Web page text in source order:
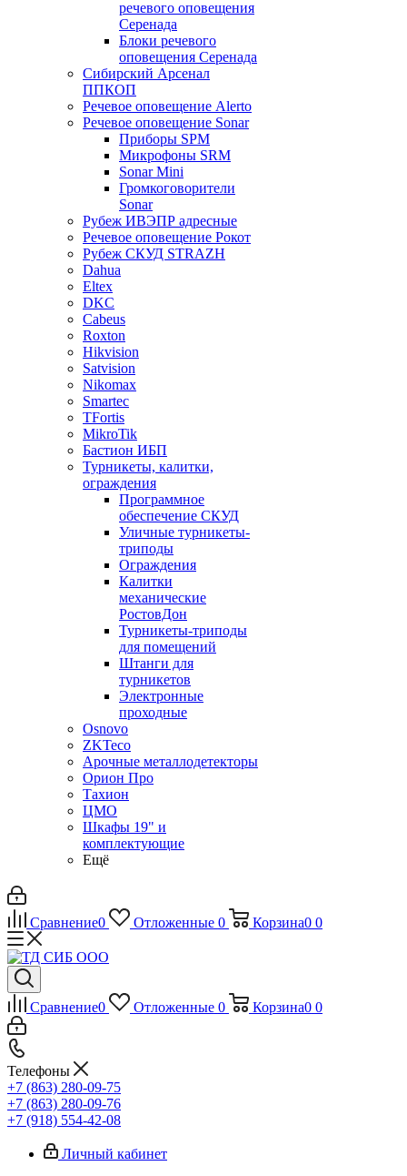
речевого оповещения
Серенада
Блоки речевого
оповещения Серенада
Сибирский Арсенал
ППКОП
Речевое оповещение Alerto
Речевое оповещение Sonar
Приборы SPM
Микрофоны SRM
Sonar Mini
Громкоговорители
Sonar
Рубеж ИВЭПР адресные
Речевое оповещение Рокот
Рубеж СКУД STRAZH
Dahua
Eltex
DKC
Cabeus
Roxton
Hikvision
Satvision
Nikomax
Smartec
TFortis
MikroTik
Бастион ИБП
Турникеты, калитки,
ограждения
Программное
обеспечение СКУД
Уличные турникеты-
триподы
Ограждения
Калитки
механические
РостовДон
Турникеты-триподы
для помещений
Штанги для
турникетов
Электронные
проходные
Osnovo
ZKTeco
Арочные металлодетекторы
Орион Про
Тахион
ЦМО
Шкафы 19" и
комплектующие
Ещё
Сравнение0 Отложенные 0 Корзина0 0
Сравнение0 Отложенные 0 Корзина0 0
Телефоны
+7 (863) 280-09-75
+7 (863) 280-09-76
+7 (918) 554-42-08
Личный кабинет